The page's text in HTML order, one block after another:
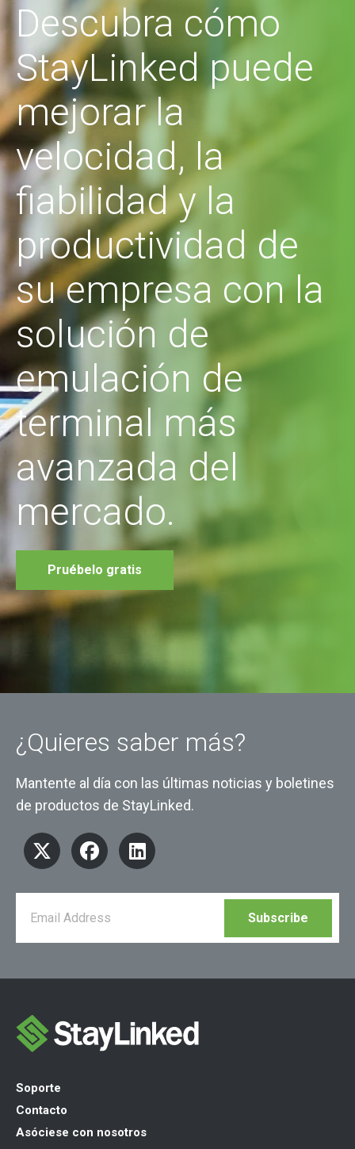
Descubra cómo
StayLinked puede
mejorar la
velocidad, la
fiabilidad y la
productividad de
su empresa con la
solución de
emulación de
terminal más
avanzada del
mercado.
Pruébelo gratis
¿Quieres saber más?
Mantente al día con las últimas noticias y boletines
de productos de StayLinked.
Soporte
Contacto
Asóciese con nosotros